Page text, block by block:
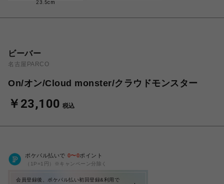
23.5cm
ビーバー
名古屋PARCO
On/オン/Cloud monster/クラウドモンスター
￥23,100 税込
ポケパル払いで 0〜0ポイント
（1P=1円）※キャンペーン分除く
会員登録後、ポケパル払い初回登録&利用で